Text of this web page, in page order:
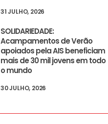
31 JULHO, 2026
SOLIDARIEDADE:
Acampamentos de Verão
apoiados pela AIS beneficiam
mais de 30 mil jovens em todo
o mundo
30 JULHO, 2026